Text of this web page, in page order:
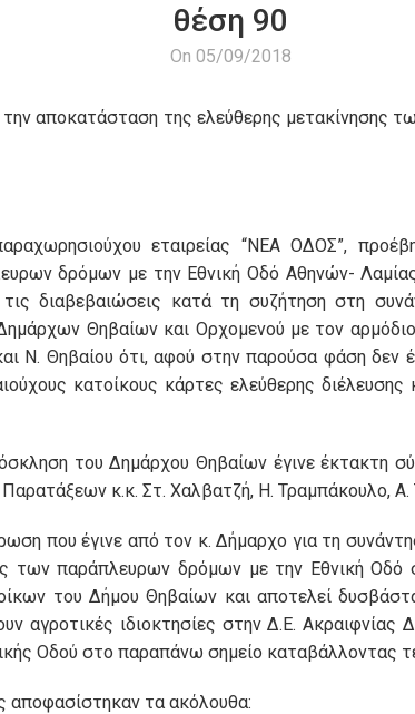
θέση 90
On 05/09/2018
την αποκατάσταση της ελεύθερης μετακίνησης
εταιρείας “ΝΕΑ ΟΔΟΣ”,
δρόμων με την Εθνική Οδό Αθηνών-
διαβεβαιώσεις κατά τη συζήτηση στη
Θηβαίων και Ορχομενού με τον
Ν. Θηβαίου ότι, αφού στην παρούσα φάση δεν
κατοίκους κάρτες ελεύθερης
του Δημάρχου Θηβαίων έγινε έκτακτη
κ.κ. Στ. Χαλβατζή, Η. Τραμπάκουλο, Α.
που έγινε από τον κ. Δήμαρχο για τη
των παράπλευρων δρόμων με την Εθνική Οδό
του Δήμου Θηβαίων και αποτελεί
αγροτικές ιδιοκτησίες στην Δ.Ε. Ακραιφνίας
Οδού στο παραπάνω σημείο καταβάλλοντας
αποφασίστηκαν τα ακόλουθα: